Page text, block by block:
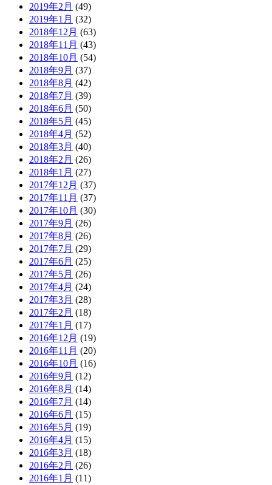
2019年2月 (49)
2019年1月 (32)
2018年12月 (63)
2018年11月 (43)
2018年10月 (54)
2018年9月 (37)
2018年8月 (42)
2018年7月 (39)
2018年6月 (50)
2018年5月 (45)
2018年4月 (52)
2018年3月 (40)
2018年2月 (26)
2018年1月 (27)
2017年12月 (37)
2017年11月 (37)
2017年10月 (30)
2017年9月 (26)
2017年8月 (26)
2017年7月 (29)
2017年6月 (25)
2017年5月 (26)
2017年4月 (24)
2017年3月 (28)
2017年2月 (18)
2017年1月 (17)
2016年12月 (19)
2016年11月 (20)
2016年10月 (16)
2016年9月 (12)
2016年8月 (14)
2016年7月 (14)
2016年6月 (15)
2016年5月 (19)
2016年4月 (15)
2016年3月 (18)
2016年2月 (26)
2016年1月 (11)